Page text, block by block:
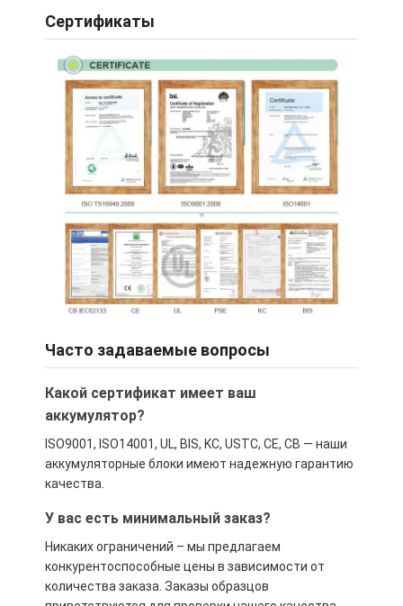
Сертификаты
Часто задаваемые вопросы
Какой сертификат имеет ваш
аккумулятор?
ISO9001, ISO14001, UL, BIS, KC, USTC, CE, CB — наши
аккумуляторные блоки имеют надежную гарантию
качества.
У вас есть минимальный заказ?
Никаких ограничений – мы предлагаем
конкурентоспособные цены в зависимости от
количества заказа. Заказы образцов